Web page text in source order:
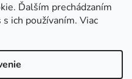
Ďalším prechádzaním
ich používaním. Viac